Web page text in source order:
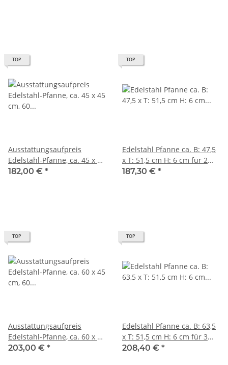
TOP
Ausstattungsaufpreis
Edelstahl-Pfanne, ca. 45 x 45
cm, 60 mm tief (für 2-
182,00 € *
TOP
Edelstahl Pfanne ca. B: 47,5
x T: 51,5 cm H: 6 cm für 2
flammigen Gasgrill
187,30 € *
TOP
Ausstattungsaufpreis
Edelstahl-Pfanne, ca. 60 x 45
cm, 60 mm tief (für 3-
203,00 € *
TOP
Edelstahl Pfanne ca. B: 63,5
x T: 51,5 cm H: 6 cm für 3
flammigen Gasgrill
208,40 € *